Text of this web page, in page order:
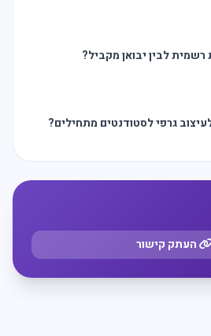
לי עסק
לבין יבואן מקביל?
גרפי לסטודנטים מתחילים?
העתק קישור